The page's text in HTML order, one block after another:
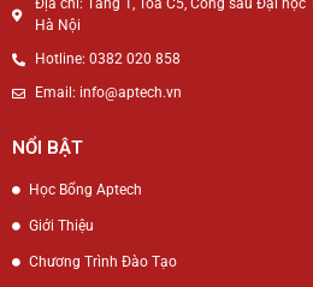
Địa chỉ: Tầng 1, Tòa C5, Cổng sau Đại học
Hà Nội
Hotline: 0382 020 858
Email: info@aptech.vn
NỔI BẬT
Học Bổng Aptech
Giới Thiệu
Chương Trình Đào Tạo